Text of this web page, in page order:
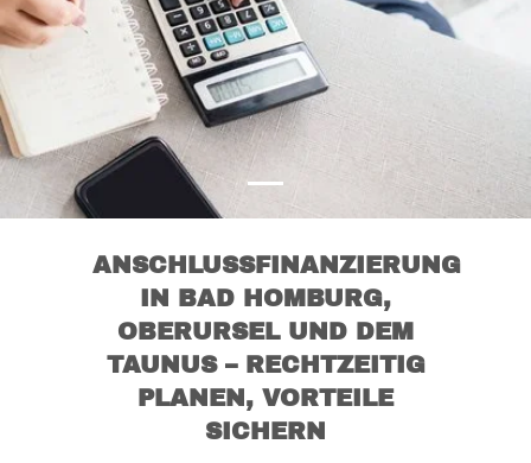
ANSCHLUSSFINANZIERUNG
IN BAD HOMBURG,
OBERURSEL UND DEM
TAUNUS – RECHTZEITIG
PLANEN, VORTEILE
SICHERN